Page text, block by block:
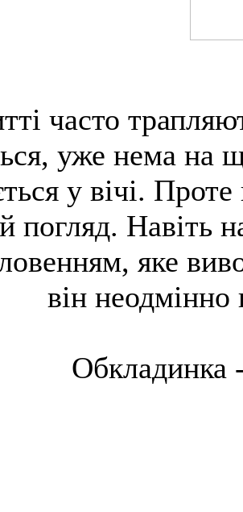
часто
уже нема на
у вічі.
погляд. Навіть
яке
він
Обкладинка